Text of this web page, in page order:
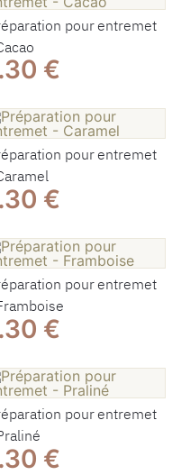
pour entremet
€
pour entremet
€
pour entremet
€
pour entremet
€